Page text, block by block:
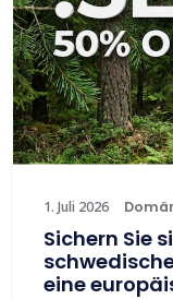
1. Juli 2026
Sichern Sie
eine